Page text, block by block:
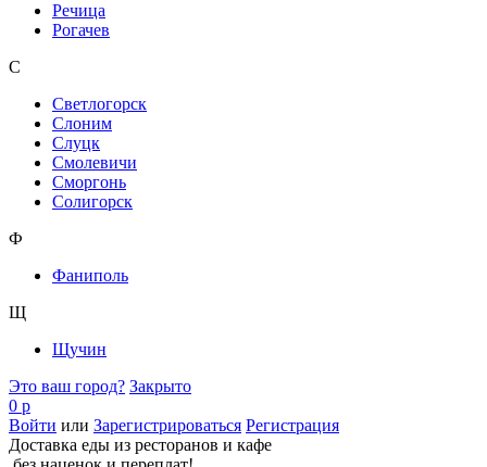
Речица
Рогачев
С
Светлогорск
Слоним
Слуцк
Смолевичи
Сморгонь
Солигорск
Ф
Фаниполь
Щ
Щучин
Это ваш город? Закрыто
0 р
Войти или Зарегистрироваться Регистрация
Доставка еды из ресторанов и кафе